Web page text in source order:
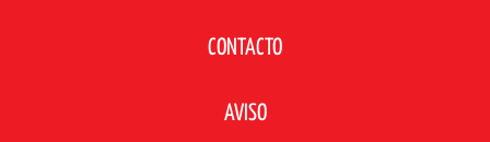
CONTACTO
AVISO